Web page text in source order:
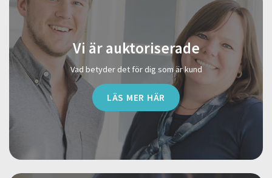
Vi är auktoriserade
Vad betyder det för dig som är kund
LÄS MER HÄR